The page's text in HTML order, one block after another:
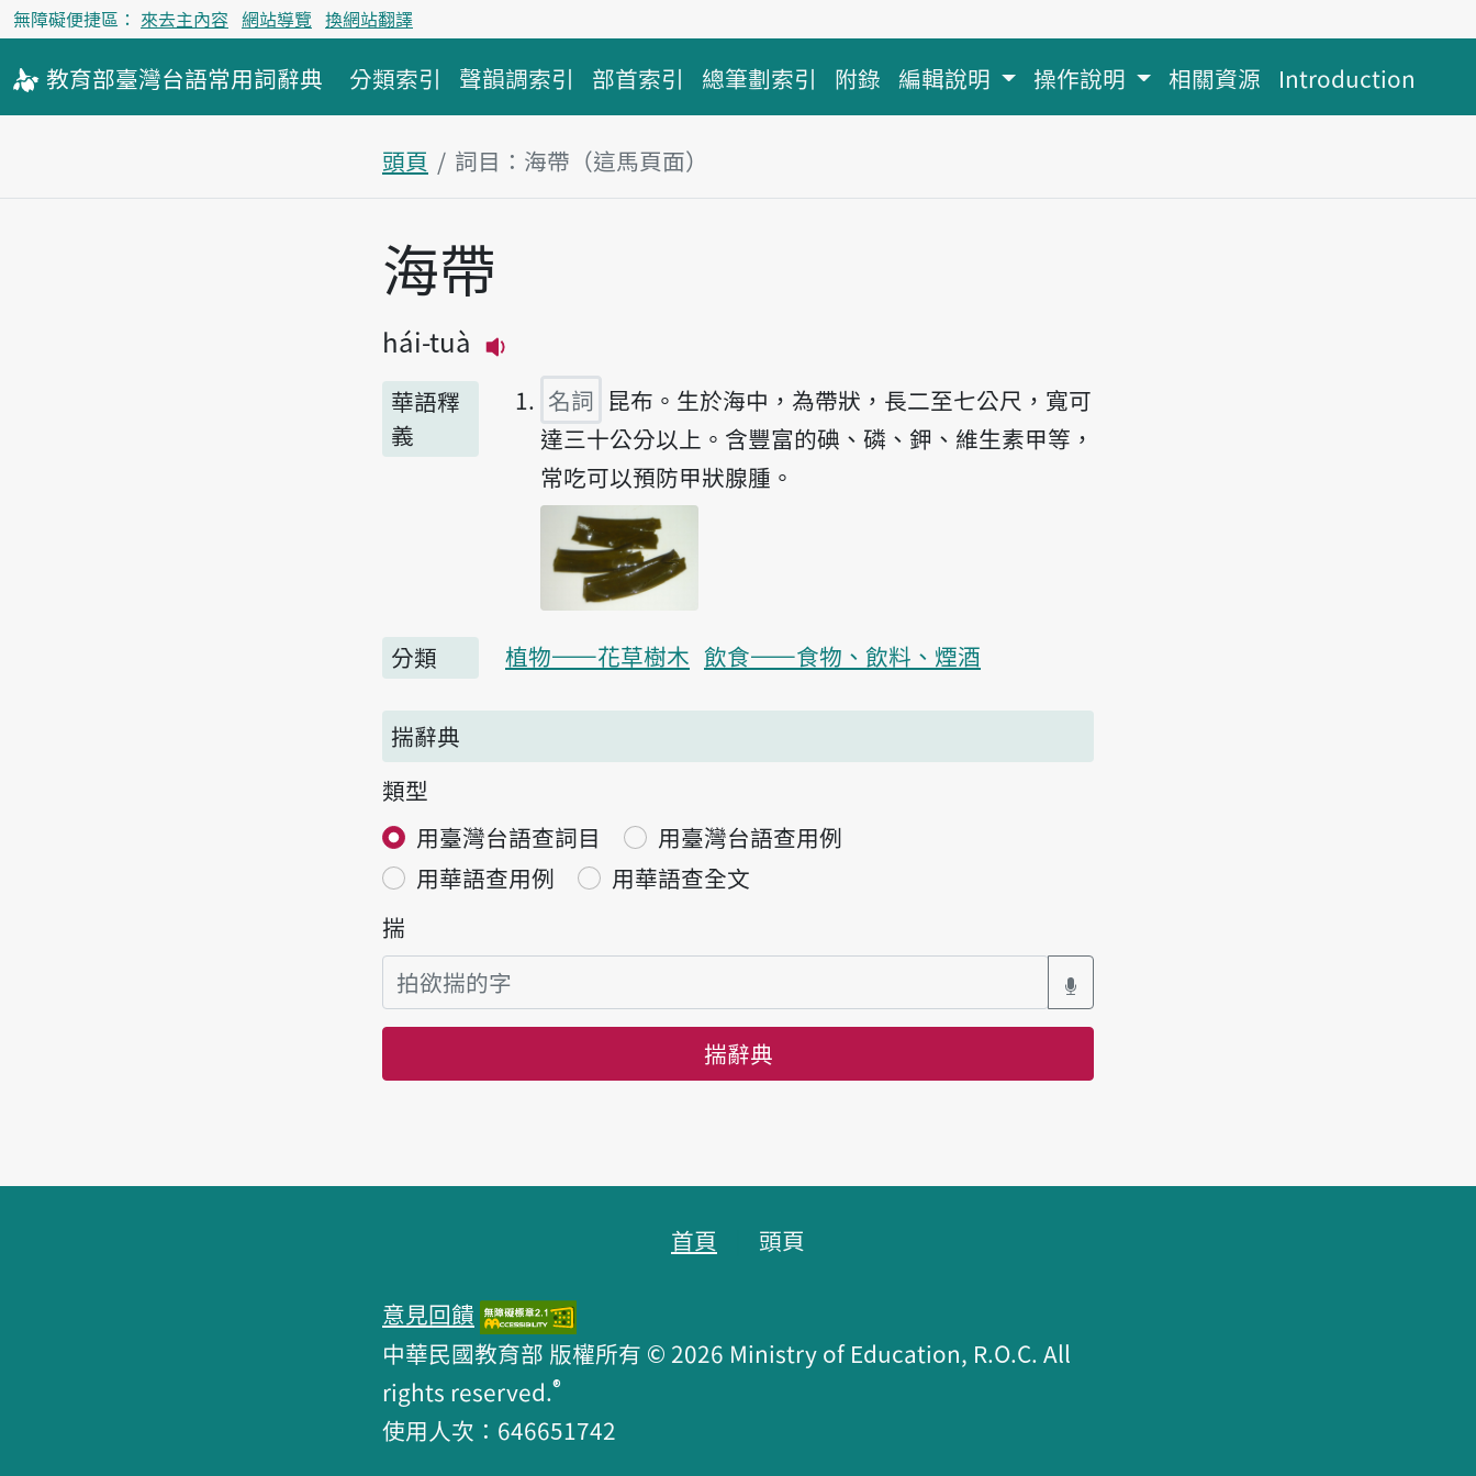
無障礙便捷區： 來去主內容 網站導覽 換網站翻譯
教育部臺灣台語常用詞辭典 分類索引 聲韻調索引 部首索引 總筆劃索引 附錄 編輯說明 操作說明 相關資源 Introduction
頭頁 詞目：海帶（這馬頁面）
主內容區
海帶
hái-tuà
華語釋
義
名詞 昆布。生於海中，為帶狀，長二至七公尺，寬可
達三十公分以上。含豐富的碘、磷、鉀、維生素甲等，
常吃可以預防甲狀腺腫。
分類 植物——花草樹木 飲食——食物、飲料、煙酒
揣辭典
類型
用臺灣台語查詞目
用臺灣台語查用例
用華語查用例
用華語查全文
揣
揣辭典
首頁 頭頁
意見回饋
中華民國教育部 版權所有 © 2026 Ministry of Education, R.O.C. All
rights reserved.®
使用人次：646651742